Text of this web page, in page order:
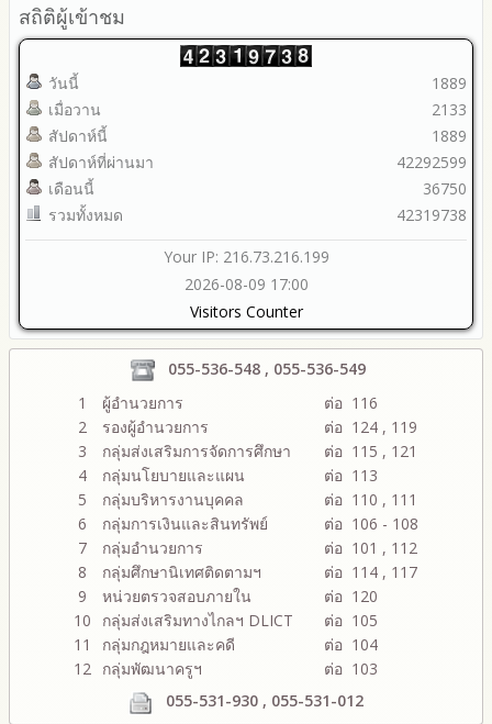
สถิติผู้เข้าชม
วันนี้
เมื่อวาน
สัปดาห์นี้
สัปดาห์ที่ผ่านมา
เดือนนี้
รวมทั้งหมด
1889
2133
1889
42292599
36750
42319738
Your IP: 216.73.216.199
2026-08-09 17:00
Visitors Counter
055-536-548 , 055-536-549
1
ผู้อำนวยการ
ต่อ 116
2
รองผู้อำนวยการ
ต่อ 124 , 119
3
กลุ่มส่งเสริมการจัดการศึกษา
ต่อ 115 , 121
4
กลุ่มนโยบายและแผน
ต่อ 113
5
กลุ่มบริหารงานบุคคล
ต่อ 110 , 111
6
กลุ่มการเงินและสินทรัพย์
ต่อ 106 - 108
7
กลุ่มอำนวยการ
ต่อ 101 , 112
8
กลุ่มศึกษานิเทศติดตามฯ
ต่อ 114 , 117
9
หน่วยตรวจสอบภายใน
ต่อ 120
10
กลุ่มส่งเสริมทางไกลฯ DLICT
ต่อ 105
11
กลุ่มกฎหมายและคดี
ต่อ 104
12 กลุ่มพัฒนาครูฯ
ต่อ 103
055-531-930 , 055-531-012